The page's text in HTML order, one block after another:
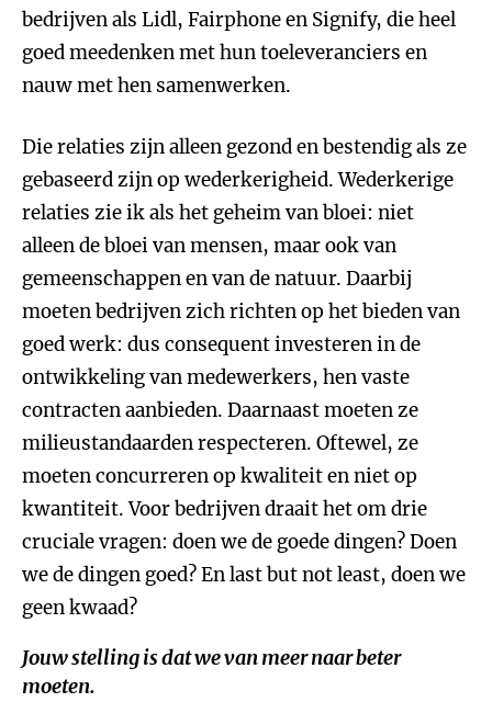
bedrijven als Lidl, Fairphone en Signify, die heel
goed meedenken met hun toeleveranciers en
nauw met hen samenwerken.
Die relaties zijn alleen gezond en bestendig als ze
gebaseerd zijn op wederkerigheid. Wederkerige
relaties zie ik als het geheim van bloei: niet
alleen de bloei van mensen, maar ook van
gemeenschappen en van de natuur. Daarbij
moeten bedrijven zich richten op het bieden van
goed werk: dus consequent investeren in de
ontwikkeling van medewerkers, hen vaste
contracten aanbieden. Daarnaast moeten ze
milieustandaarden respecteren. Oftewel, ze
moeten concurreren op kwaliteit en niet op
kwantiteit. Voor bedrijven draait het om drie
cruciale vragen: doen we de goede dingen? Doen
we de dingen goed? En last but not least, doen we
geen kwaad?
Jouw stelling is dat we van meer naar beter
moeten.